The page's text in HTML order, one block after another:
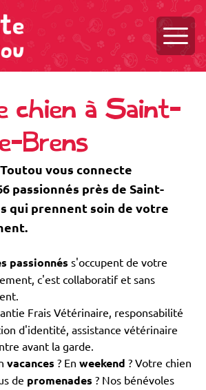
chien à Saint-
Brens
vous connecte
passionnés près de Saint-
qui prennent soin de votre
passionnés s'occupent de votre
c'est collaboratif et sans
Frais Vétérinaire, responsabilité
d'identité, assistance vétérinaire
avant la garde.
vacances ? En weekend ? Votre chien
de promenades ? Nos bénévoles